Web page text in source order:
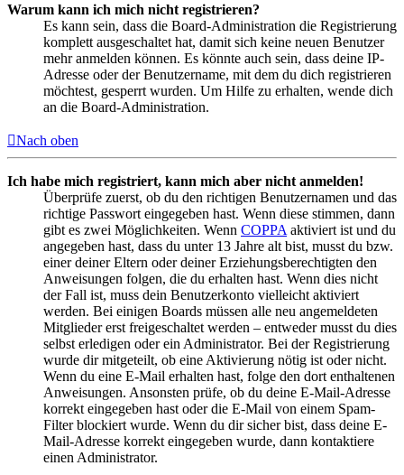
Warum kann ich mich nicht registrieren?
Es kann sein, dass die Board-Administration die Registrierung
komplett ausgeschaltet hat, damit sich keine neuen Benutzer
mehr anmelden können. Es könnte auch sein, dass deine IP-
Adresse oder der Benutzername, mit dem du dich registrieren
möchtest, gesperrt wurden. Um Hilfe zu erhalten, wende dich
an die Board-Administration.
Nach oben
Ich habe mich registriert, kann mich aber nicht anmelden!
Überprüfe zuerst, ob du den richtigen Benutzernamen und das
richtige Passwort eingegeben hast. Wenn diese stimmen, dann
gibt es zwei Möglichkeiten. Wenn COPPA aktiviert ist und du
angegeben hast, dass du unter 13 Jahre alt bist, musst du bzw.
einer deiner Eltern oder deiner Erziehungsberechtigten den
Anweisungen folgen, die du erhalten hast. Wenn dies nicht
der Fall ist, muss dein Benutzerkonto vielleicht aktiviert
werden. Bei einigen Boards müssen alle neu angemeldeten
Mitglieder erst freigeschaltet werden – entweder musst du dies
selbst erledigen oder ein Administrator. Bei der Registrierung
wurde dir mitgeteilt, ob eine Aktivierung nötig ist oder nicht.
Wenn du eine E-Mail erhalten hast, folge den dort enthaltenen
Anweisungen. Ansonsten prüfe, ob du deine E-Mail-Adresse
korrekt eingegeben hast oder die E-Mail von einem Spam-
Filter blockiert wurde. Wenn du dir sicher bist, dass deine E-
Mail-Adresse korrekt eingegeben wurde, dann kontaktiere
einen Administrator.